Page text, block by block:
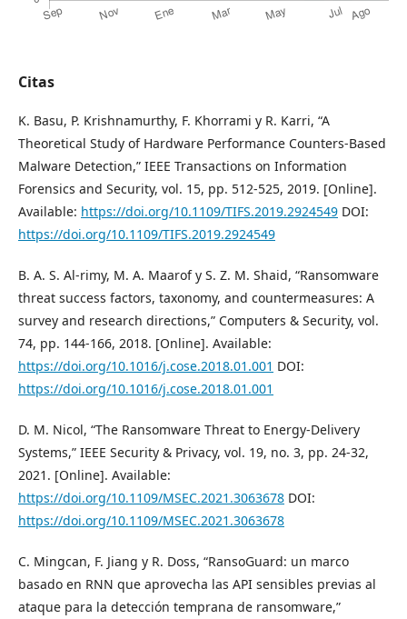
Citas
K. Basu, P. Krishnamurthy, F. Khorrami y R. Karri, “A
Theoretical Study of Hardware Performance Counters-Based
Malware Detection,” IEEE Transactions on Information
Forensics and Security, vol. 15, pp. 512-525, 2019. [Online].
Available: https://doi.org/10.1109/TIFS.2019.2924549 DOI:
https://doi.org/10.1109/TIFS.2019.2924549
B. A. S. Al-rimy, M. A. Maarof y S. Z. M. Shaid, “Ransomware
threat success factors, taxonomy, and countermeasures: A
survey and research directions,” Computers & Security, vol.
74, pp. 144-166, 2018. [Online]. Available:
https://doi.org/10.1016/j.cose.2018.01.001 DOI:
https://doi.org/10.1016/j.cose.2018.01.001
D. M. Nicol, “The Ransomware Threat to Energy-Delivery
Systems,” IEEE Security & Privacy, vol. 19, no. 3, pp. 24-32,
2021. [Online]. Available:
https://doi.org/10.1109/MSEC.2021.3063678 DOI:
https://doi.org/10.1109/MSEC.2021.3063678
C. Mingcan, F. Jiang y R. Doss, “RansoGuard: un marco
basado en RNN que aprovecha las API sensibles previas al
ataque para la detección temprana de ransomware,”